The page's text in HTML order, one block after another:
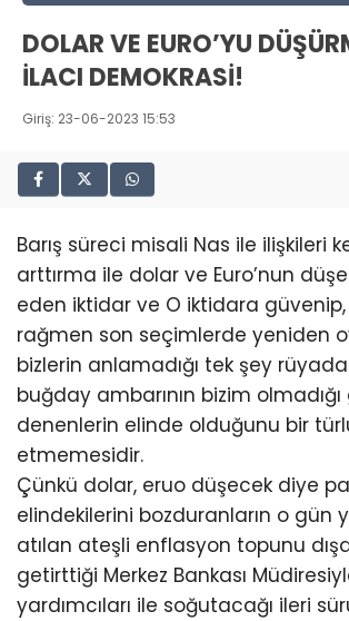
DOLAR VE EURO’YU
İLACI DEMOKRASİ!
Giriş: 23-06-2023 15:53
Barış süreci misali Nas ile ilişkileri
arttırma ile dolar ve Euro’nun
eden iktidar ve O iktidara güvenip,
rağmen son seçimlerde yeniden
bizlerin anlamadığı tek şey
buğday ambarının bizim
denenlerin elinde olduğunu bir
etmemesidir.
Çünkü dolar, eruo düşecek diye
elindekilerini bozduranların o gün
atılan ateşli enflasyon topunu
getirttiği Merkez Bankası
yardımcıları ile soğutacağı ileri